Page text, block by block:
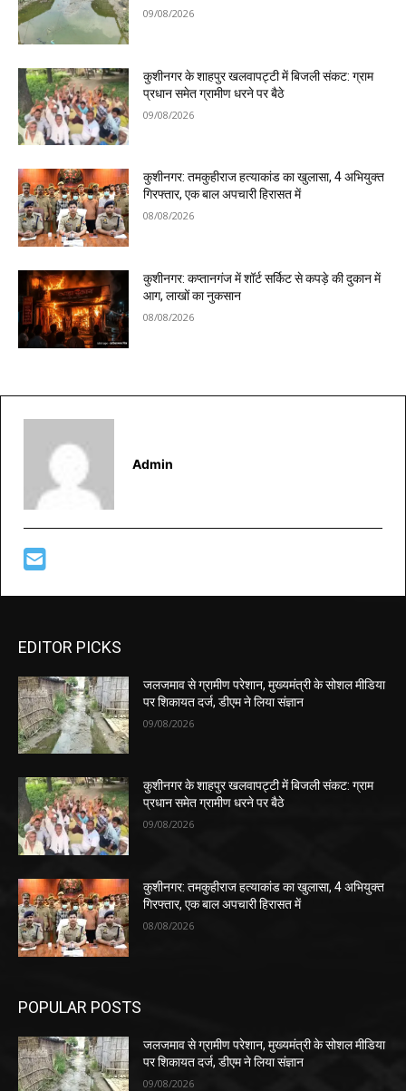
09/08/2026
कुशीनगर के शाहपुर खलवापट्टी में बिजली संकट: ग्राम
प्रधान समेत ग्रामीण धरने पर बैठे
09/08/2026
कुशीनगर: तमकुहीराज हत्याकांड का खुलासा, 4 अभियुक्त
गिरफ्तार, एक बाल अपचारी हिरासत में
08/08/2026
कुशीनगर: कप्तानगंज में शॉर्ट सर्किट से कपड़े की दुकान में
आग, लाखों का नुकसान
08/08/2026
Admin
EDITOR PICKS
जलजमाव से ग्रामीण परेशान, मुख्यमंत्री के सोशल मीडिया
पर शिकायत दर्ज, डीएम ने लिया संज्ञान
09/08/2026
कुशीनगर के शाहपुर खलवापट्टी में बिजली संकट: ग्राम
प्रधान समेत ग्रामीण धरने पर बैठे
09/08/2026
कुशीनगर: तमकुहीराज हत्याकांड का खुलासा, 4 अभियुक्त
गिरफ्तार, एक बाल अपचारी हिरासत में
08/08/2026
POPULAR POSTS
जलजमाव से ग्रामीण परेशान, मुख्यमंत्री के सोशल मीडिया
पर शिकायत दर्ज, डीएम ने लिया संज्ञान
09/08/2026